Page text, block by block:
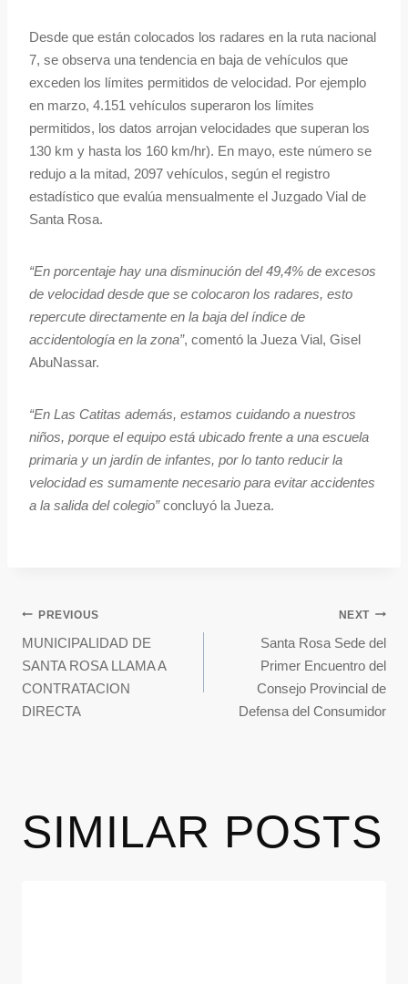
Desde que están colocados los radares en la ruta nacional
7, se observa una tendencia en baja de vehículos que
exceden los límites permitidos de velocidad. Por ejemplo
en marzo, 4.151 vehículos superaron los límites
permitidos, los datos arrojan velocidades que superan los
130 km y hasta los 160 km/hr). En mayo, este número se
redujo a la mitad, 2097 vehículos, según el registro
estadístico que evalúa mensualmente el Juzgado Vial de
Santa Rosa.
“En porcentaje hay una disminución del 49,4% de excesos
de velocidad desde que se colocaron los radares, esto
repercute directamente en la baja del índice de
accidentología en la zona”, comentó la Jueza Vial, Gisel
AbuNassar.
“En Las Catitas además, estamos cuidando a nuestros
niños, porque el equipo está ubicado frente a una escuela
primaria y un jardín de infantes, por lo tanto reducir la
velocidad es sumamente necesario para evitar accidentes
a la salida del colegio”concluyó la Jueza.
PREVIOUS
MUNICIPALIDAD DE
SANTA ROSA LLAMA A
CONTRATACION
DIRECTA
NEXT
Santa Rosa Sede del
Primer Encuentro del
Consejo Provincial de
Defensa del Consumidor
SIMILAR POSTS